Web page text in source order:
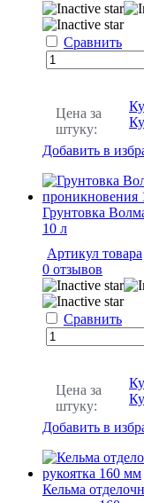
Сравнить
Цена за
штуку:
Добавить в
Грунтовка
10 л
Артикул товара
0 отзывов
Сравнить
Цена за
штуку:
Добавить в
Кельма